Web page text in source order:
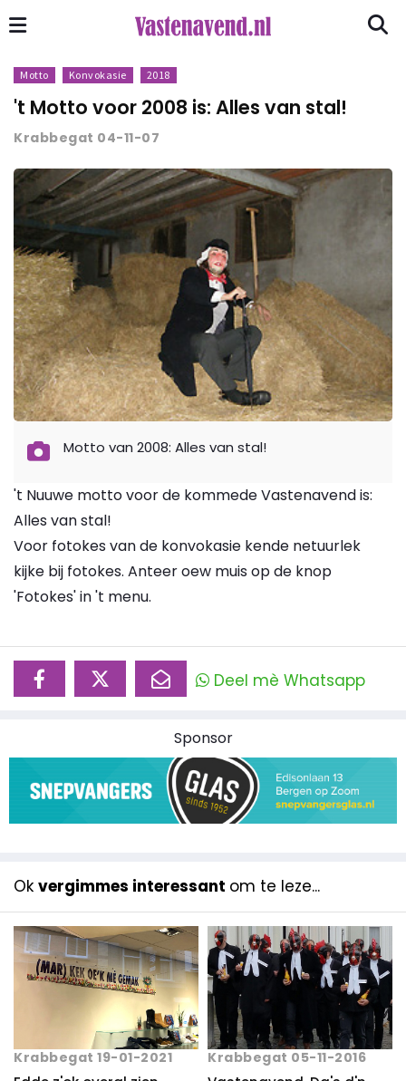
Motto Konvokasie 2018
't Motto voor 2008 is: Alles van stal!
Krabbegat 04-11-07
Motto van 2008: Alles van stal!
't Nuuwe motto voor de kommede Vastenavend is:
Alles van stal!
Voor fotokes van de konvokasie kende netuurlek
kijke bij fotokes. Anteer oew muis op de knop
'Fotokes' in 't menu.
Deel mè Whatsapp
Sponsor
Ok vergimmes interessant om te leze...
Krabbegat 19-01-2021 Krabbegat 05-11-2016